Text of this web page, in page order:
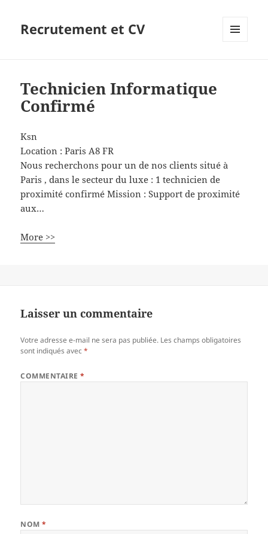
Recrutement et CV
Technicien Informatique
Confirmé
Ksn
Location :Paris A8 FR
Nous recherchons pour un de nos clients situé à
Paris , dans le secteur du luxe : 1 technicien de
proximité confirmé Mission : Support de proximité
aux…
More >>
Laisser un commentaire
Votre adresse e-mail ne sera pas publiée. Les champs obligatoires
sont indiqués avec*
COMMENTAIRE*
NOM*